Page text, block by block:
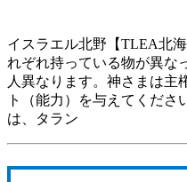
イスラエル北野【TLEA北
れぞれ持っている物が異な
人異なります。神さまは主
ト（能力）を与えてくださ
は、タラン